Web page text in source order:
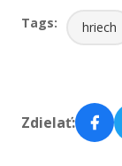
Tags: hriech
Zdielať: